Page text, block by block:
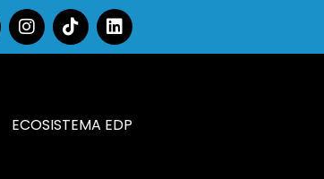
ECOSISTEMA EDP